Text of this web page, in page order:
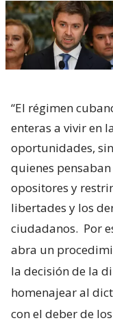
“El régimen
enteras a vivir en
oportunidades,
quienes
opositores y
libertades y los
ciudadanos. Por
abra un
la decisión de la
homenajear al
con el deber de